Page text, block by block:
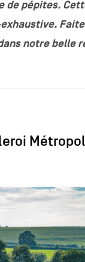
de pépites.
notre belle